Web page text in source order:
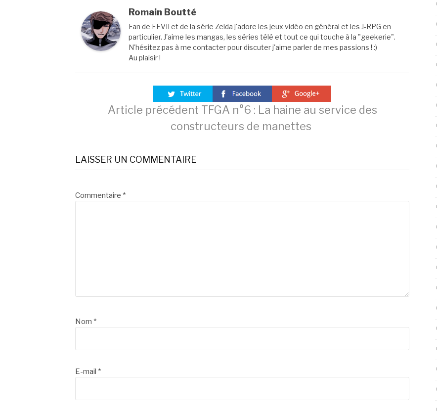
Romain Boutté
Fan de FFVII et de la série Zelda j'adore les jeux vidéo en général et les J-RPG en
particulier. J'aime les mangas, les séries télé et tout ce qui touche à la "geekerie".
N'hésitez pas à me contacter pour discuter j'aime parler de mes passions ! :)
Au plaisir !
Lire
la
suite
Article précédent TFGA n°6 : La haine au service des
constructeurs de manettes
LAISSER UN COMMENTAIRE
Commentaire *
Nom *
E-mail *